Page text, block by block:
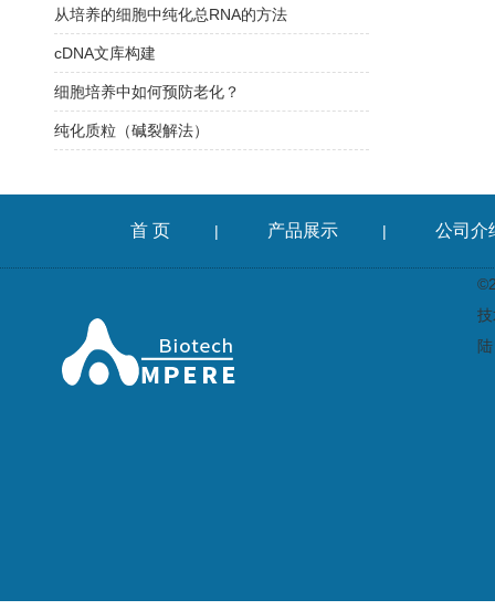
从培养的细胞中纯化总RNA的方法
cDNA文库构建
细胞培养中如何预防老化？
纯化质粒（碱裂解法）
首 页 | 产品展示 | 公司介
陆